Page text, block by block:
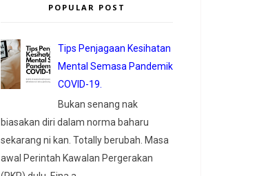
POPULAR POST
Tips Penjagaan Kesihatan
Mental Semasa Pandemik
COVID-19.
Bukan senang nak
biasakan diri dalam norma baharu
sekarang ni kan. Totally berubah. Masa
awal Perintah Kawalan Pergerakan